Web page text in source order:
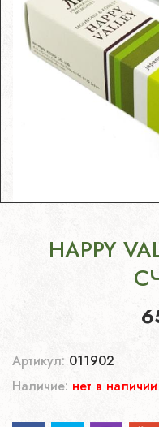
HAPPY
Артикул: 011902
Наличие: нет в наличии